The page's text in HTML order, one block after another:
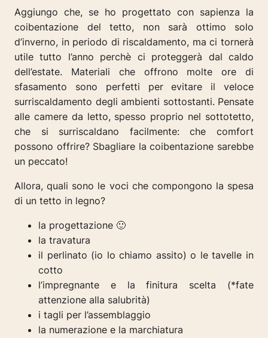
Aggiungo che, se ho progettato con sapienza la
coibentazione del tetto, non sarà ottimo solo
d’inverno, in periodo di riscaldamento, ma ci tornerà
utile tutto l’anno perchè ci proteggerà dal caldo
dell’estate. Materiali che offrono molte ore di
sfasamento sono perfetti per evitare il veloce
surriscaldamento degli ambienti sottostanti. Pensate
alle camere da letto, spesso proprio nel sottotetto,
che si surriscaldano facilmente: che comfort
possono offrire? Sbagliare la coibentazione sarebbe
un peccato!
Allora, quali sono le voci che compongono la spesa
di un tetto in legno?
la progettazione 🙂
la travatura
il perlinato (io lo chiamo assito) o le tavelle in
cotto
l’impregnante e la finitura scelta (*fate
attenzione alla salubrità)
i tagli per l’assemblaggio
la numerazione e la marchiatura